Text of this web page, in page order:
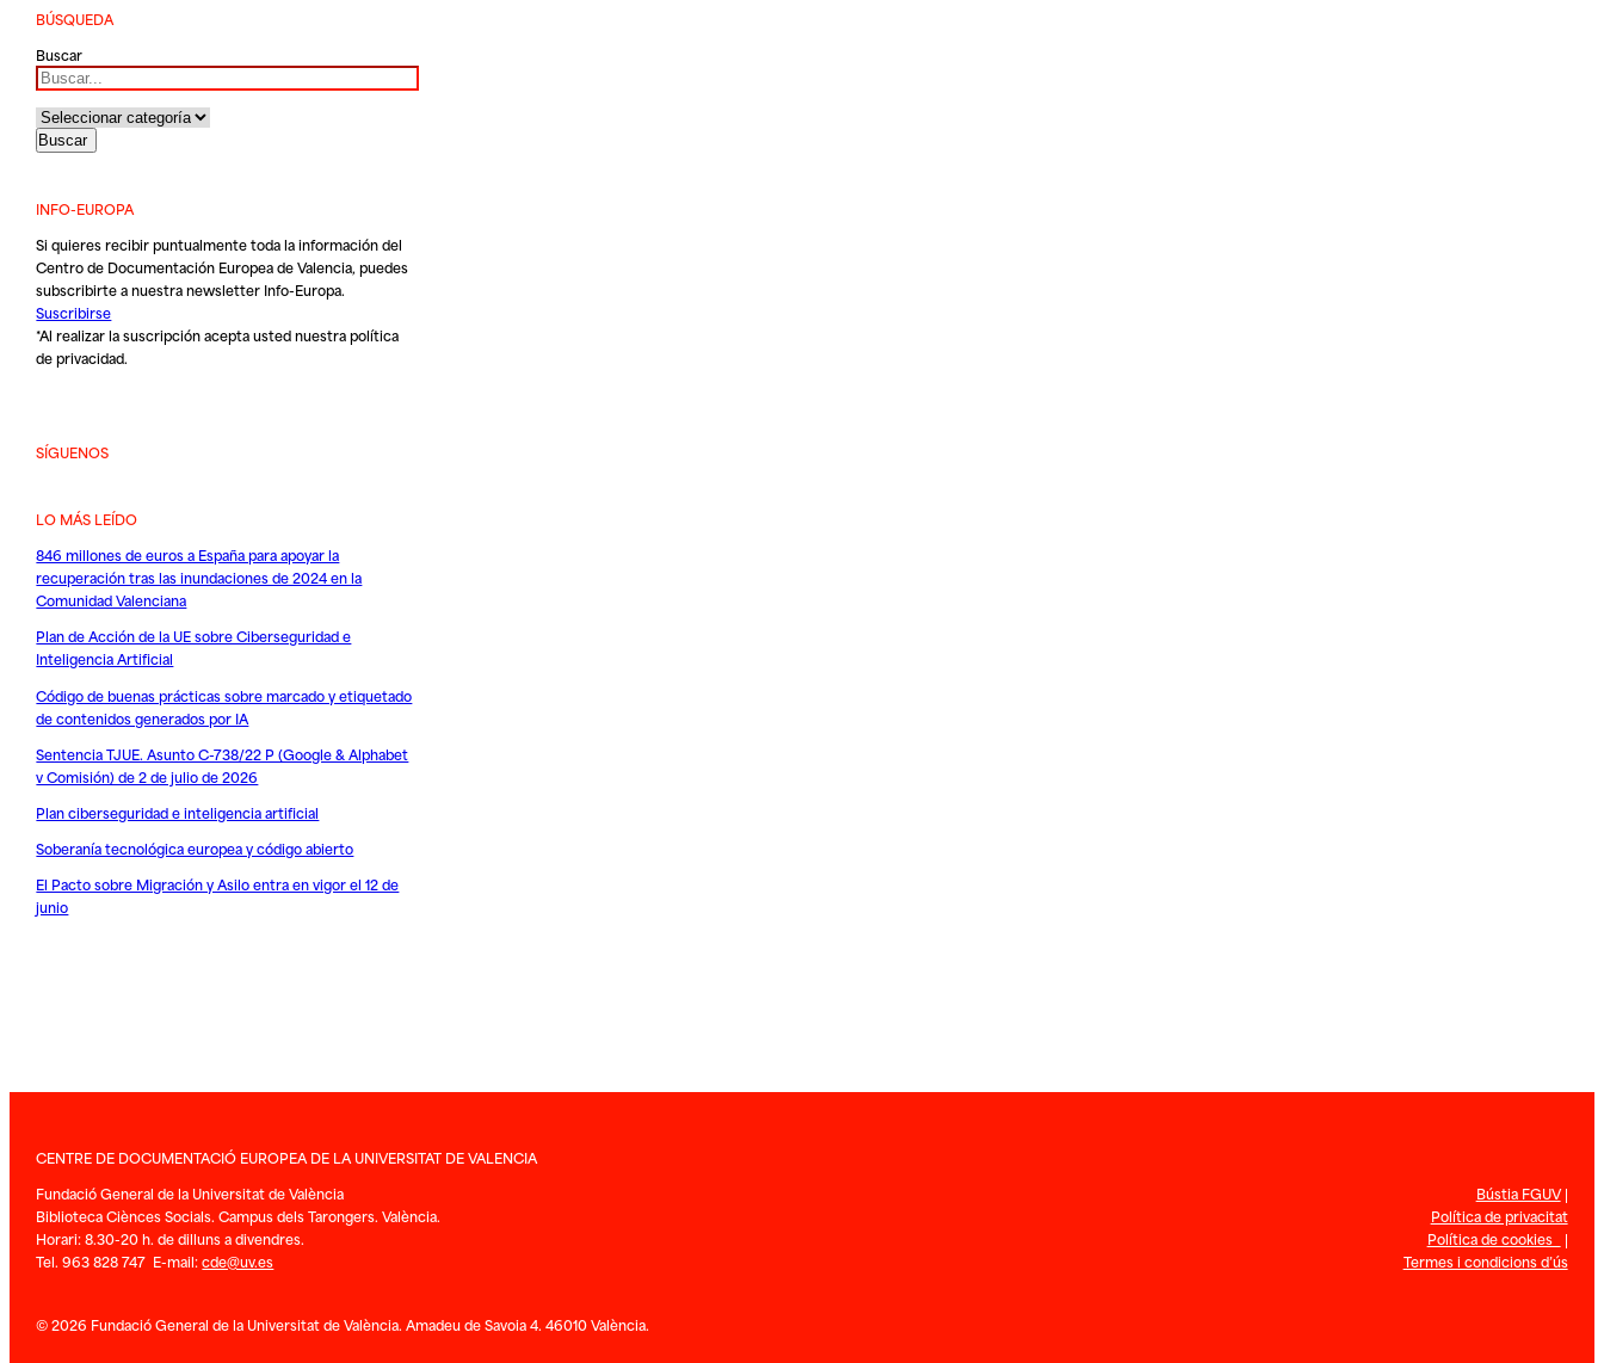
BÚSQUEDA
Buscar
INFO-EUROPA
Si quieres recibir puntualmente toda la información del
Centro de Documentación Europea de Valencia, puedes
subscribirte a nuestra newsletter Info-Europa.
Suscribirse
*Al realizar la suscripción acepta usted nuestrapolítica
de privacidad.
SÍGUENOS
LO MÁS LEÍDO
846 millones de euros a España para apoyar la
recuperación tras las inundaciones de 2024 en la
Comunidad Valenciana
Plan de Acción de la UE sobre Ciberseguridad e
Inteligencia Artificial
Código de buenas prácticas sobre marcado y etiquetado
de contenidos generados por IA
Sentencia TJUE. Asunto C-738/22 P (Google & Alphabet
v Comisión) de 2 de julio de 2026
Plan ciberseguridad e inteligencia artificial
Soberanía tecnológica europea y código abierto
El Pacto sobre Migración y Asilo entra en vigor el 12 de
junio
CENTRE DE DOCUMENTACIÓ EUROPEA DE LA UNIVERSITAT DE VALENCIA
Fundació General de la Universitat de València
Biblioteca Ciènces Socials. Campus dels Tarongers. València.
Horari: 8.30-20 h. de dilluns a divendres.
Tel. 963 828 747 E-mail:cde@uv.es
Bústia FGUV|
Política de privacitat
Política de cookies |
Termes i condicions d’ús
© 2026 Fundació General de la Universitat de València. Amadeu de Savoia 4. 46010 València.